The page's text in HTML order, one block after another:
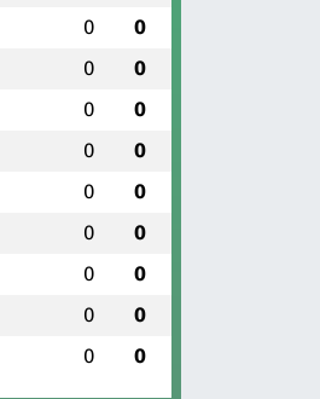
0 0
0 0
0 0
0 0
0 0
0 0
0 0
0 0
0 0